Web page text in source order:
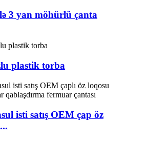
3 yan möhürlü çanta
plastik torba
isti satış OEM çap öz